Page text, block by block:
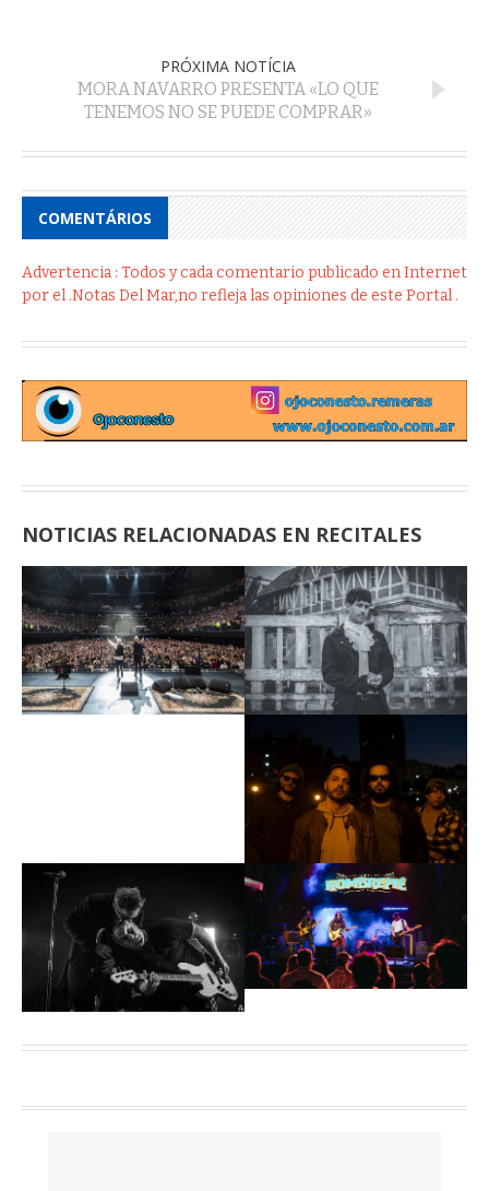
PRÓXIMA NOTÍCIA
MORA NAVARRO PRESENTA «LO QUE
TENEMOS NO SE PUEDE COMPRAR»
COMENTÁRIOS
Advertencia : Todos y cada comentario publicado en Internet
por el .Notas Del Mar,no refleja las opiniones de este Portal .
NOTICIAS RELACIONADAS EN RECITALES